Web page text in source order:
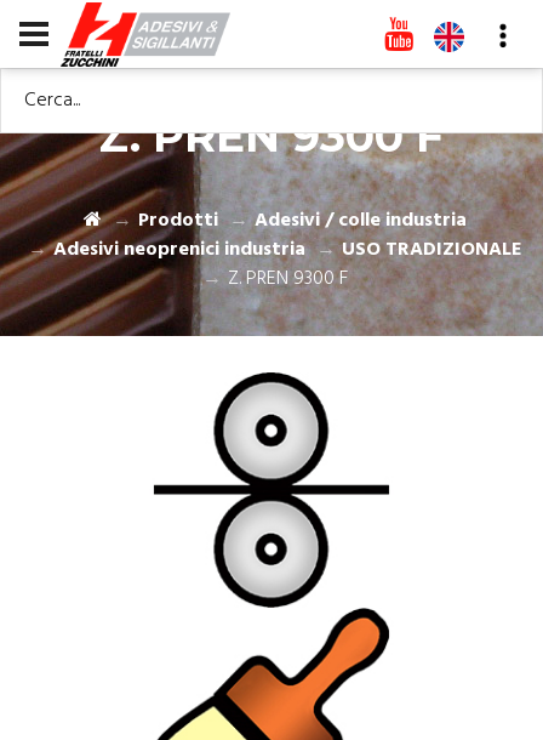
Cerca...
Z. PREN 9300 F
Prodotti
Adesivi / colle industria
Adesivi neoprenici industria
USO TRADIZIONALE
Z. PREN 9300 F